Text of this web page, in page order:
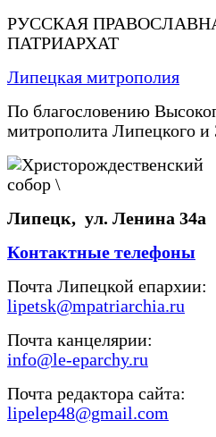
РУССКАЯ
ПАТРИАРХАТ
Липецкая митрополия
По благословению
митрополита Липецкого и
Липецк, ул. Ленина 34а
Контактные телефоны
Почта Липецкой епархии:
lipetsk@mpatriarchia.ru
Почта канцелярии:
info@le-eparchy.ru
Почта редактора сайта:
lipelep48@gmail.com